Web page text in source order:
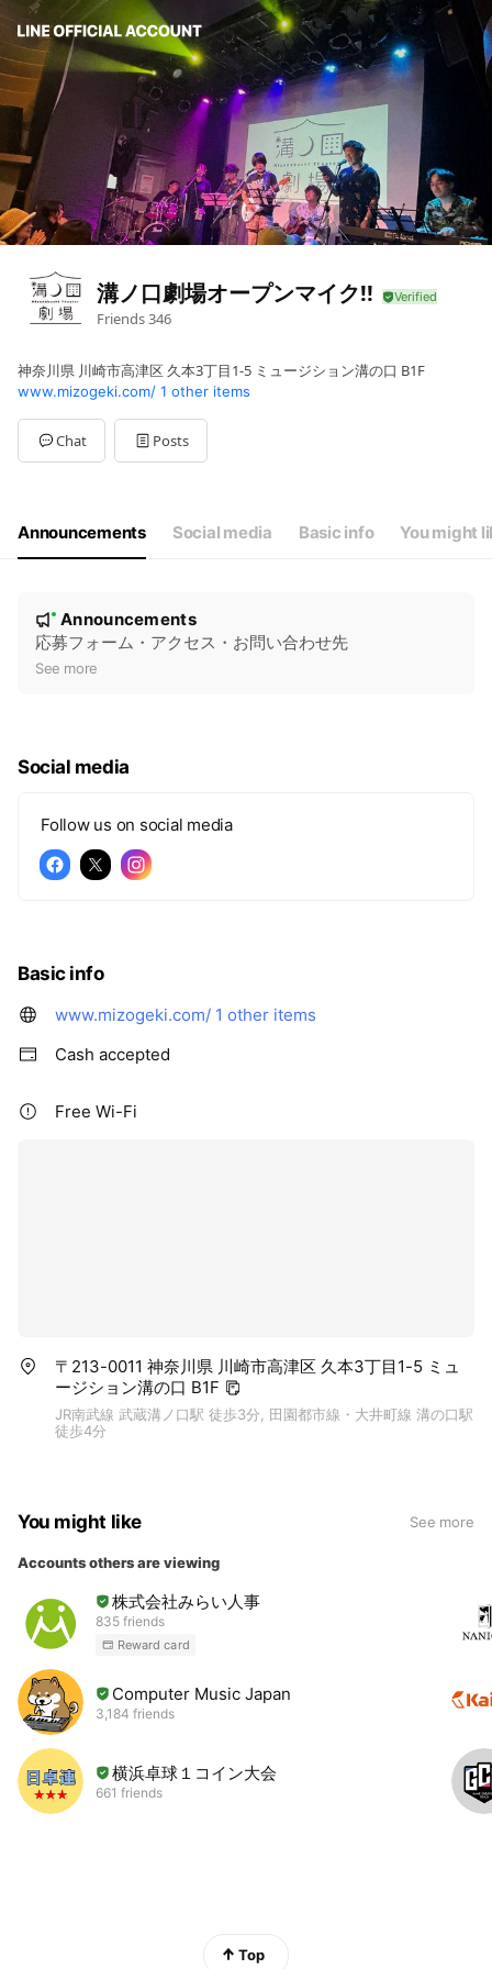
溝ノ口劇場オープンマイク!!
Friends346
神奈川県 川崎市高津区 久本3丁目1-5 ミュージション溝の口 B1F
www.mizogeki.com/ 1 other items
Chat Posts
Announcements Social media Basic info You might
e
New
Announcements
応募フォーム・アクセス・お問い合わせ先
See more
Social media
Follow us on social media
Basic info
www.mizogeki.com/ 1 other items
Cash accepted
Free Wi-Fi
〒213-0011 神奈川県 川崎市高津区 久本3丁目1-5 ミュ
ージション溝の口 B1F
JR南武線 武蔵溝ノ口駅 徒歩3分, 田園都市線・大井町線 溝の口駅
徒歩4分
You might like See more
Accounts others are viewing
株式会社みらい人事
835 friends
Reward card
Computer Music Japan
3,184 friends
横浜卓球１コイン大会
661 friends
Top